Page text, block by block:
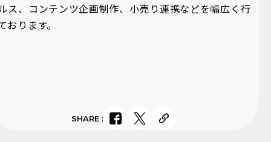
ス、コンテンツ企画制作、小売り連携などを幅広く行
おります。
SHARE: